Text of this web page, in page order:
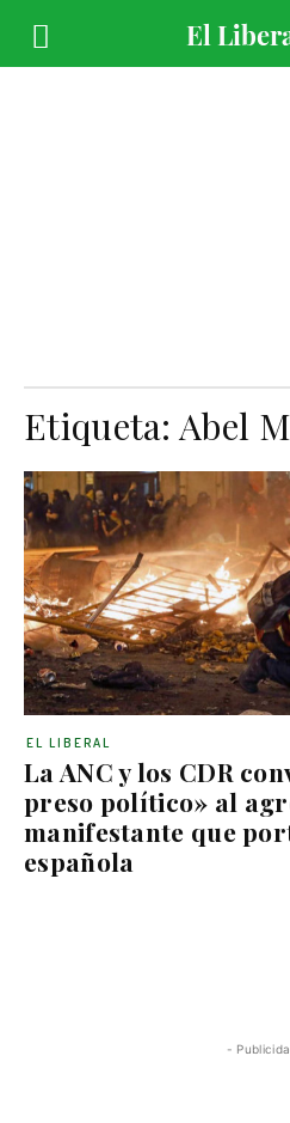
Etiqueta:Abel
La ANC y los CDR
preso político» al
manifestante que
española
EL LIBERAL
-